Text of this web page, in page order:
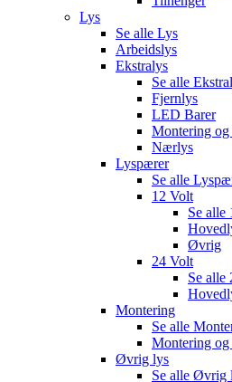
Lys
Se alle Lys
Arbeidslys
Ekstralys
Se alle
Fjernlys
LED Barer
Montering
Nærlys
Lyspærer
Se alle
12 Volt
Se alle
Øvrig
24 Volt
Se alle
Montering
Se alle
Montering
Øvrig lys
Se alle Øvrig